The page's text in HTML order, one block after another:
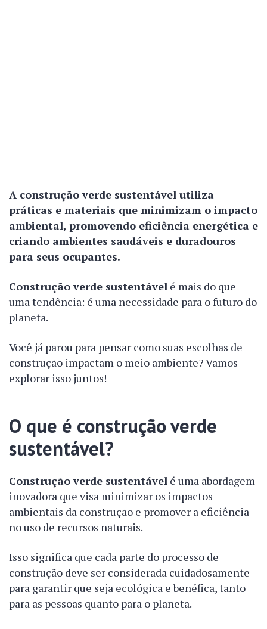
A construção verde sustentável utiliza
práticas e materiais que minimizam o impacto
ambiental, promovendo eficiência energética e
criando ambientes saudáveis e duradouros
para seus ocupantes.
Construção verde sustentável é mais do que
uma tendência: é uma necessidade para o futuro do
planeta.
Você já parou para pensar como suas escolhas de
construção impactam o meio ambiente? Vamos
explorar isso juntos!
O que é construção verde
sustentável?
Construção verde sustentável é uma abordagem
inovadora que visa minimizar os impactos
ambientais da construção e promover a eficiência
no uso de recursos naturais.
Isso significa que cada parte do processo de
construção deve ser considerada cuidadosamente
para garantir que seja ecológica e benéfica, tanto
para as pessoas quanto para o planeta.